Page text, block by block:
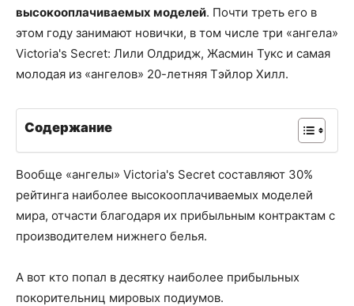
высокооплачиваемых моделей. Почти треть его в
этом году занимают новички, в том числе три «ангела»
Victoria's Secret: Лили Олдридж, Жасмин Тукс и самая
молодая из «ангелов» 20-летняя Тэйлор Хилл.
Содержание
Вообще «ангелы» Victoria's Secret составляют 30%
рейтинга наиболее высокооплачиваемых моделей
мира, отчасти благодаря их прибыльным контрактам с
производителем нижнего белья.
А вот кто попал в десятку наиболее прибыльных
покорительниц мировых подиумов.